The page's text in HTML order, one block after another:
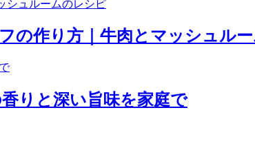
の作り方｜牛肉とマッシュル
りと深い旨味を家庭で